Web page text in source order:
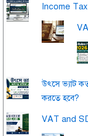
Income
উৎসে ভ্যাট
করতে হবে?
VAT and